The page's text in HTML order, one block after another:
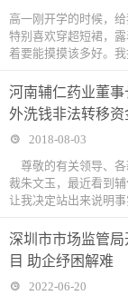
高一刚开学的时候，
特别喜欢穿超短裙，
着要能摸摸该多好。
河南辅仁药业董
外洗钱非法转移
2018-08-03
尊敬的有关领导、各
裁朱文玉，最近看到
让我决定站出来说明
深圳市市场监管
目 助企纾困解难
2022-06-20